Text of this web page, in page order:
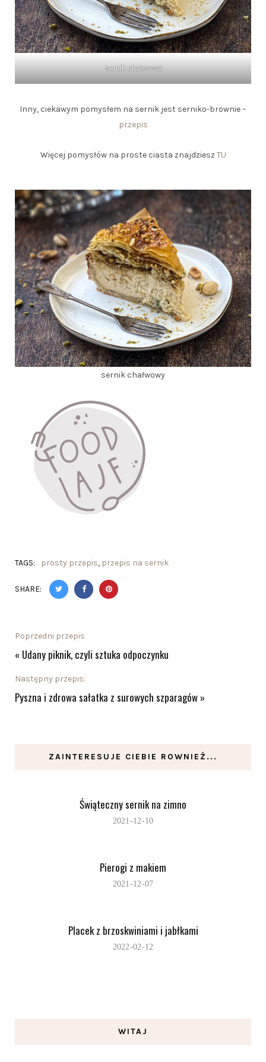
sernik chałwowy
Inny, ciekawym pomysłem na sernik jest serniko-brownie –
przepis
Więcej pomysłów na proste ciasta znajdziesz TU
sernik chałwowy
TAGS: prosty przepis, przepis na sernik
SHARE:
Poprzedni przepis
« Udany piknik, czyli sztuka odpoczynku
Następny przepis:
Pyszna i zdrowa sałatka z surowych szparagów »
ZAINTERESUJE CIEBIE ROWNIEŻ...
Świąteczny sernik na zimno
2021-12-10
Pierogi z makiem
2021-12-07
Placek z brzoskwiniami i jabłkami
2022-02-12
WITAJ